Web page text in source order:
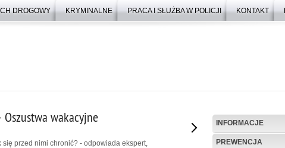
DROGOWY KRYMINALNE PRACA I SŁUŻBA W POLICJI KONTAKT
INFORMACJE
PREWENCJA
wakacyjne
się przed nimi chronić? - odpowiada ekspert,